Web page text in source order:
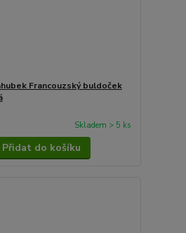
Francouzský buldoček
Skladem > 5 ks
Přidat do košíku